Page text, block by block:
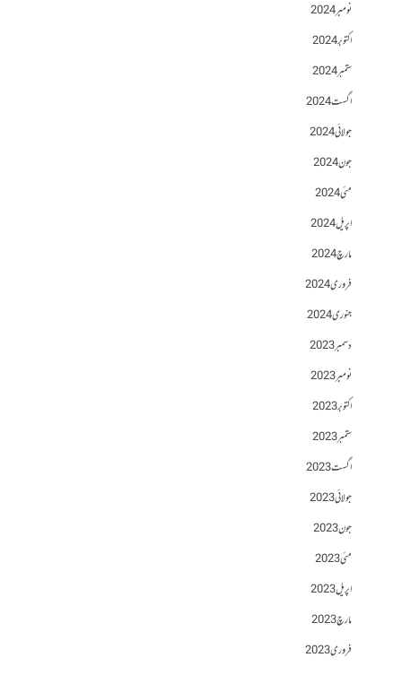
نومبر 2024
اکتوبر 2024
ستمبر 2024
اگست 2024
جولائی 2024
جون 2024
مئی 2024
اپریل 2024
مارچ 2024
فروری 2024
جنوری 2024
دسمبر 2023
نومبر 2023
اکتوبر 2023
ستمبر 2023
اگست 2023
جولائی 2023
جون 2023
مئی 2023
اپریل 2023
مارچ 2023
فروری 2023